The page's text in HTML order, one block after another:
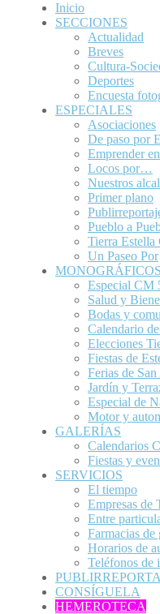
Inicio
SECCIONES
Actualidad
Breves
Cultura-
Deportes
Encuesta
ESPECIALES
Asociaciones
De paso por
Emprender
Locos por…
Nuestros
Primer plano
Pueblo a
Tierra Estella
Un Paseo Por
MONOGRÁFICOS
Especial CM
Salud y
Bodas y
Calendario
Elecciones
Fiestas de
Ferias de
Jardín y
Especial de
Motor y
GALERÍAS
Calendarios
Fiestas y
SERVICIOS
El tiempo
Empresas de
Entre
Farmacias de
Horarios de
Teléfonos de
CONSÍGUELA
HEMEROTECA